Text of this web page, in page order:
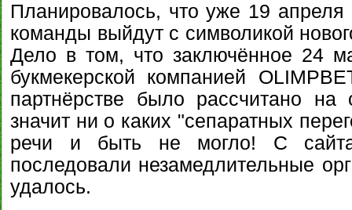
Планировалось, что уже 19
команды выйдут с символикой
Дело в том, что заключённое 24
букмекерской компанией
партнёрстве было рассчитано
значит ни о каких "сепаратных
речи и быть не могло! С
последовали незамедлительные
удалось.